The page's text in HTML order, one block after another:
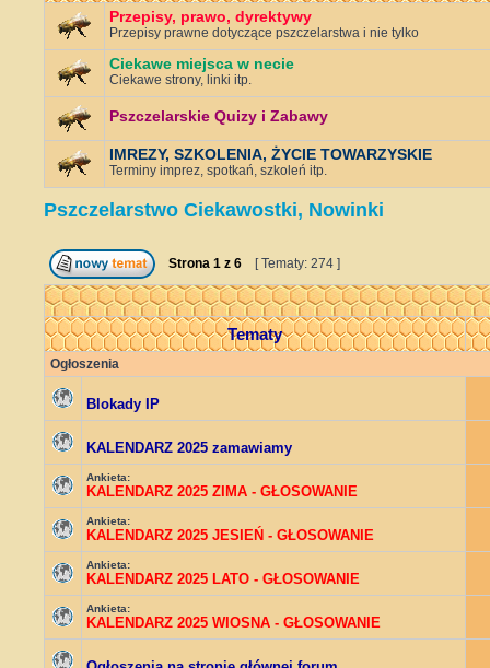
Przepisy, prawo, dyrektywy
Przepisy prawne dotyczące pszczelarstwa i nie tylko
Ciekawe miejsca w necie
Ciekawe strony, linki itp.
Pszczelarskie Quizy i Zabawy
IMREZY, SZKOLENIA, ŻYCIE TOWARZYSKIE
Terminy imprez, spotkań, szkoleń itp.
Pszczelarstwo Ciekawostki, Nowinki
Strona 1 z 6 [ Tematy: 274 ]
Tematy
Ogłoszenia
Blokady IP
KALENDARZ 2025 zamawiamy
Ankieta:
KALENDARZ 2025 ZIMA - GŁOSOWANIE
Ankieta:
KALENDARZ 2025 JESIEŃ - GŁOSOWANIE
Ankieta:
KALENDARZ 2025 LATO - GŁOSOWANIE
Ankieta:
KALENDARZ 2025 WIOSNA - GŁOSOWANIE